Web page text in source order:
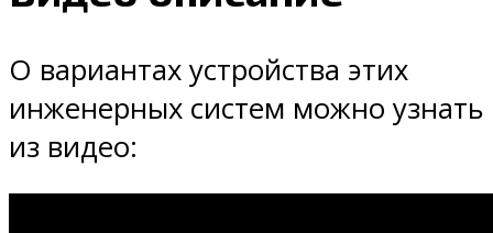
О вариантах устройства этих
инженерных систем можно узнать
из видео: